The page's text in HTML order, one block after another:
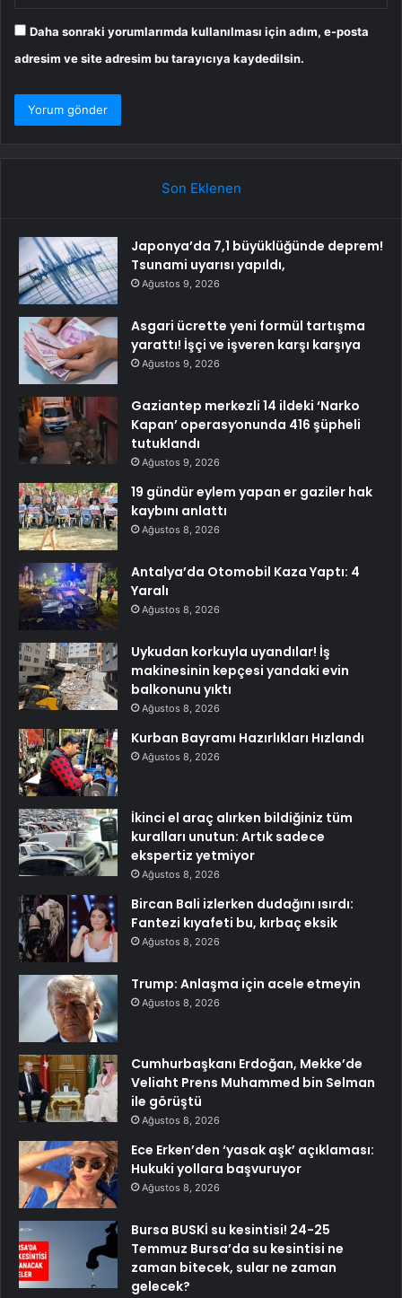
Daha sonraki yorumlarımda kullanılması için adım, e-posta
adresim ve site adresim bu tarayıcıya kaydedilsin.
Son Eklenen
Japonya’da 7,1 büyüklüğünde deprem!
Tsunami uyarısı yapıldı,
Ağustos 9, 2026
Asgari ücrette yeni formül tartışma
yarattı! İşçi ve işveren karşı karşıya
Ağustos 9, 2026
Gaziantep merkezli 14 ildeki ‘Narko
Kapan’ operasyonunda 416 şüpheli
tutuklandı
Ağustos 9, 2026
19 gündür eylem yapan er gaziler hak
kaybını anlattı
Ağustos 8, 2026
Antalya’da Otomobil Kaza Yaptı: 4
Yaralı
Ağustos 8, 2026
Uykudan korkuyla uyandılar! İş
makinesinin kepçesi yandaki evin
balkonunu yıktı
Ağustos 8, 2026
Kurban Bayramı Hazırlıkları Hızlandı
Ağustos 8, 2026
İkinci el araç alırken bildiğiniz tüm
kuralları unutun: Artık sadece
ekspertiz yetmiyor
Ağustos 8, 2026
Bircan Bali izlerken dudağını ısırdı:
Fantezi kıyafeti bu, kırbaç eksik
Ağustos 8, 2026
Trump: Anlaşma için acele etmeyin
Ağustos 8, 2026
Cumhurbaşkanı Erdoğan, Mekke’de
Veliaht Prens Muhammed bin Selman
ile görüştü
Ağustos 8, 2026
Ece Erken’den ‘yasak aşk’ açıklaması:
Hukuki yollara başvuruyor
Ağustos 8, 2026
Bursa BUSKİ su kesintisi! 24-25
Temmuz Bursa’da su kesintisi ne
zaman bitecek, sular ne zaman
gelecek?